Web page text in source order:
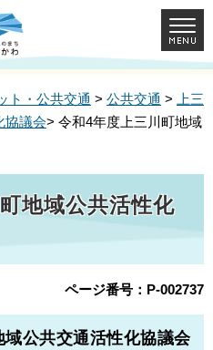
ト・公共交通 > 公共交通 >
上三
協議会> 令和4年度上三川町地域
地域公共活性化
ページ番号：P-002737
公共交通活性化協議会